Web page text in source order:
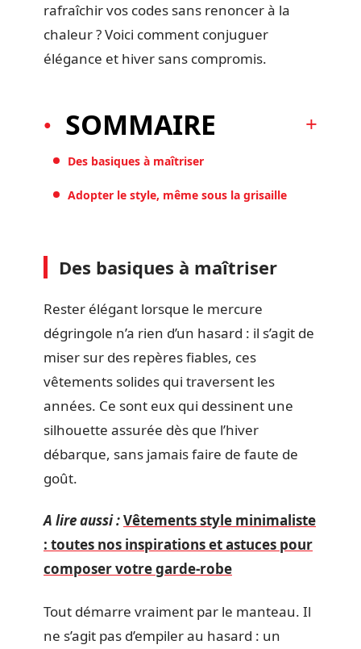
rafraîchir vos codes sans renoncer à la
chaleur ? Voici comment conjuguer
élégance et hiver sans compromis.
SOMMAIRE
Des basiques à maîtriser
Adopter le style, même sous la grisaille
Des basiques à maîtriser
Rester élégant lorsque le mercure
dégringole n’a rien d’un hasard : il s’agit de
miser sur des repères fiables, ces
vêtements solides qui traversent les
années. Ce sont eux qui dessinent une
silhouette assurée dès que l’hiver
débarque, sans jamais faire de faute de
goût.
A lire aussi :Vêtements style minimaliste
: toutes nos inspirations et astuces pour
composer votre garde-robe
Tout démarre vraiment par le manteau. Il
ne s’agit pas d’empiler au hasard : un